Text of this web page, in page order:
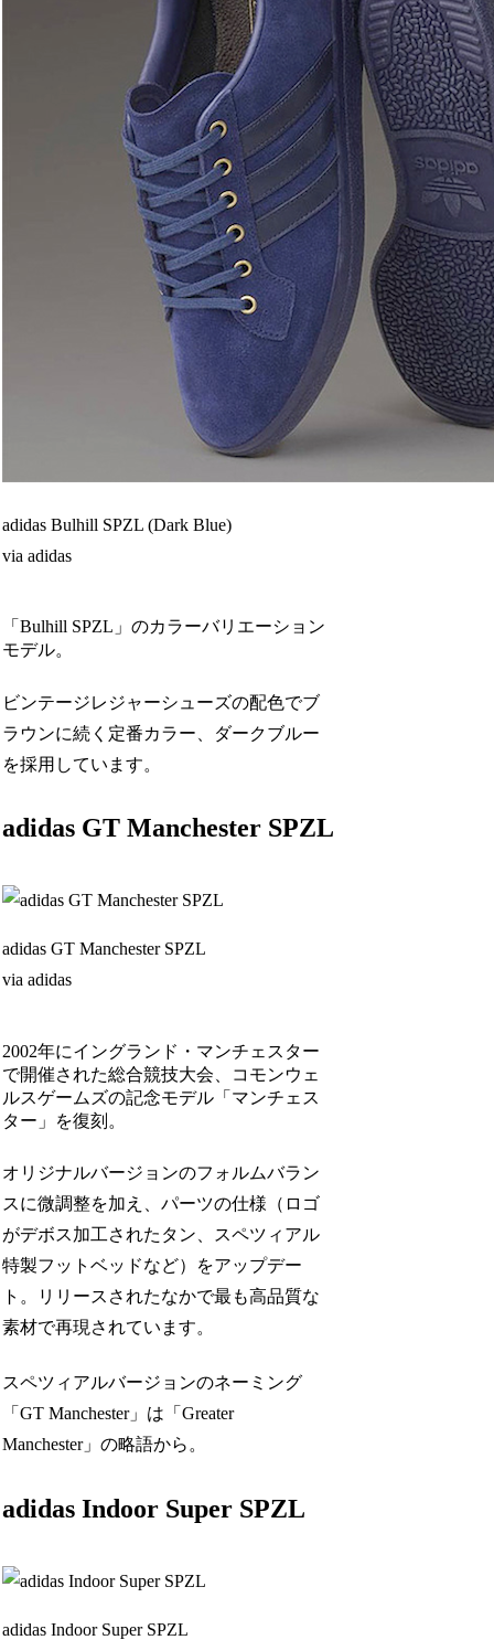
adidas Bulhill SPZL (Dark Blue)
via adidas
「Bulhill SPZL」のカラーバリエーション
モデル。
ビンテージレジャーシューズの配色でブ
ラウンに続く定番カラー、ダークブルー
を採用しています。
adidas GT Manchester SPZL
adidas GT Manchester SPZL
via adidas
2002年にイングランド・マンチェスター
で開催された総合競技大会、コモンウェ
ルスゲームズの記念モデル「マンチェス
ター」を復刻。
オリジナルバージョンのフォルムバラン
スに微調整を加え、パーツの仕様（ロゴ
がデボス加工されたタン、スペツィアル
特製フットベッドなど）をアップデー
ト。リリースされたなかで最も高品質な
素材で再現されています。
スペツィアルバージョンのネーミング
「GT Manchester」は「Greater
Manchester」の略語から。
adidas Indoor Super SPZL
adidas Indoor Super SPZL